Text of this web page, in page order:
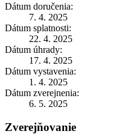
Dátum doručenia:
7. 4. 2025
Dátum splatnosti:
22. 4. 2025
Dátum úhrady:
17. 4. 2025
Dátum vystavenia:
1. 4. 2025
Dátum zverejnenia:
6. 5. 2025
Zverejňovanie